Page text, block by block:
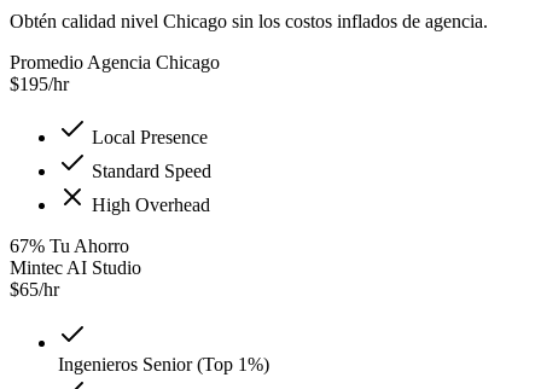
Obtén calidad nivel Chicago sin los costos inflados de agencia.
Promedio Agencia Chicago
$195/hr
Local Presence
Standard Speed
High Overhead
67% Tu Ahorro
Mintec AI Studio
$65/hr
Ingenieros Senior (Top 1%)